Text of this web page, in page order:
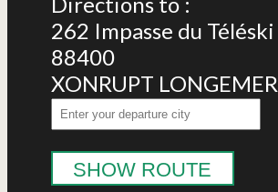
262 Impasse du Téléski
88400
XONRUPT LONGEMER
SHOW ROUTE